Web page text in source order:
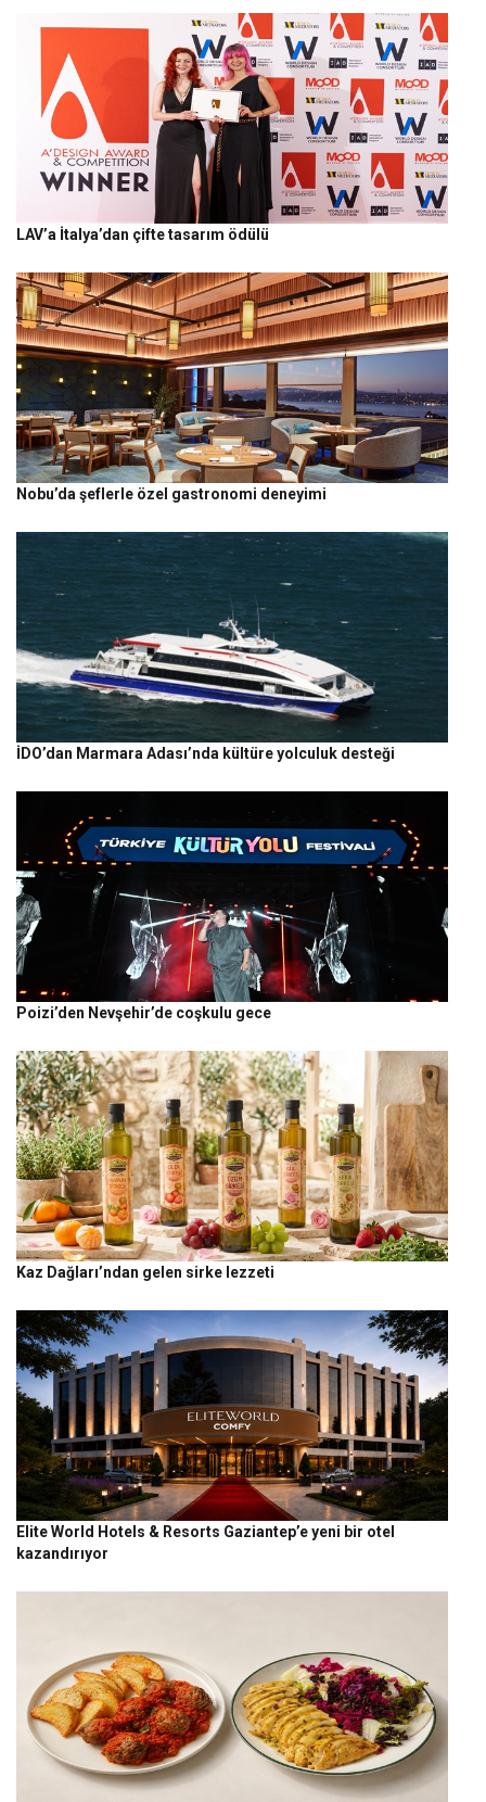
LAV’a İtalya’dan çifte tasarım ödülü
Nobu’da şeflerle özel gastronomi deneyimi
İDO’dan Marmara Adası’nda kültüre yolculuk desteği
Poizi’den Nevşehir’de coşkulu gece
Kaz Dağları’ndan gelen sirke lezzeti
Elite World Hotels & Resorts Gaziantep’e yeni bir otel
kazandırıyor